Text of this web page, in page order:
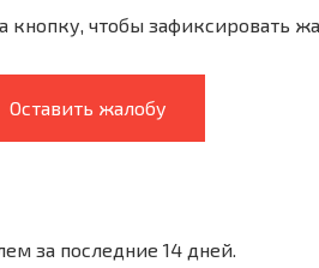
кнопку, чтобы зафиксировать
Оставить жалобу
за последние 14 дней.